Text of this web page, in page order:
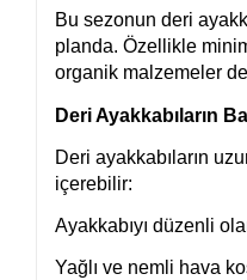
Bu sezonun deri
planda. Özellikle
organik malzemeler
Deri Ayakkabıların
Deri ayakkabıların
içerebilir:
Ayakkabıyı düzenli
Yağlı ve nemli hava